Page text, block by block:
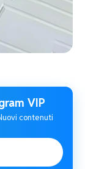
VIP
contenuti